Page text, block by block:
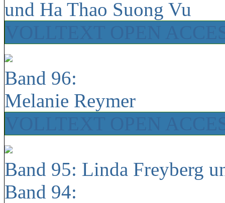
und Ha Thao Suong Vu
Band 96:
Melanie Reymer
Band 95: Linda Freyberg
Band 94: